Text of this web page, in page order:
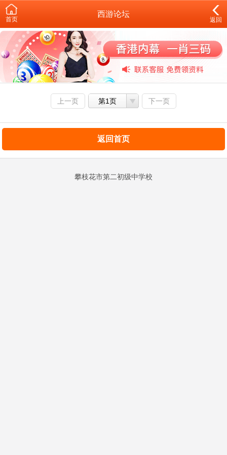
首页
西游论坛
返回
上一页 第1页 下一页
返回首页
攀枝花市第二初级中学校